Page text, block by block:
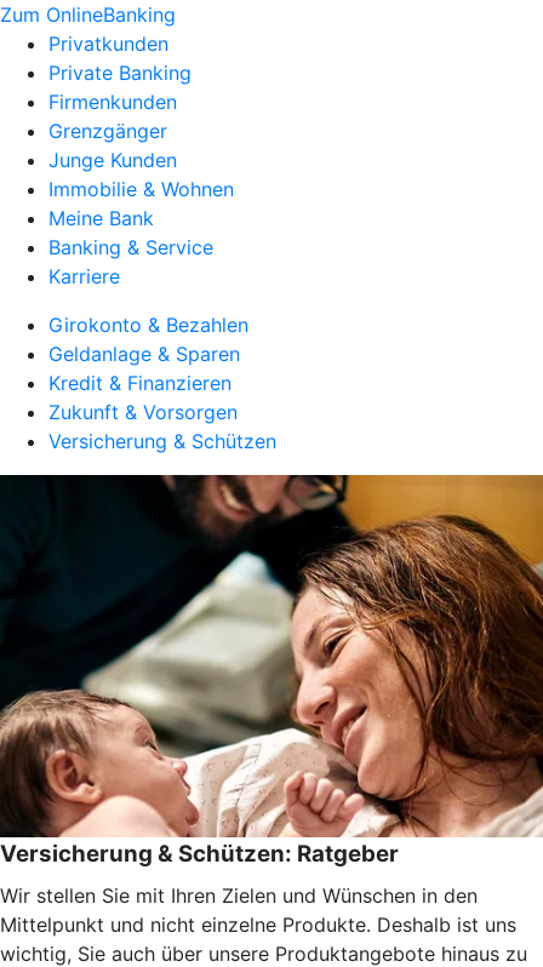
Zum OnlineBanking
Privatkunden
Private Banking
Firmenkunden
Grenzgänger
Junge Kunden
Immobilie & Wohnen
Meine Bank
Banking & Service
Karriere
Girokonto & Bezahlen
Geldanlage & Sparen
Kredit & Finanzieren
Zukunft & Vorsorgen
Versicherung & Schützen
Versicherung & Schützen: Ratgeber
Wir stellen Sie mit Ihren Zielen und Wünschen in den
Mittelpunkt und nicht einzelne Produkte. Deshalb ist uns
wichtig, Sie auch über unsere Produktangebote hinaus zu